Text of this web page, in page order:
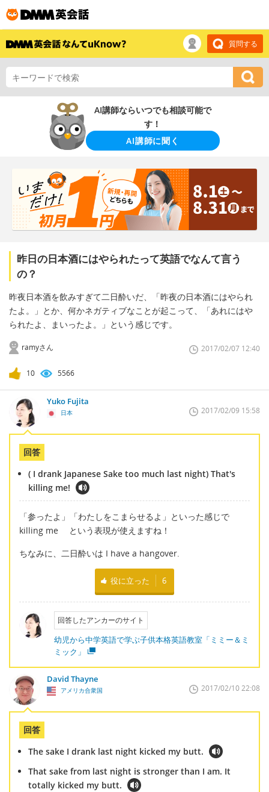
質問する
AI講師ならいつでも相談可能で
す！
AI講師に聞く
昨日の日本酒にはやられたって英語でなんて言う
の？
昨夜日本酒を飲みすぎて二日酔いだ、「昨夜の日本酒にはやられ
たよ。」とか、何かネガティブなことが起こって、「あれにはや
られたよ、まいったよ。」という感じです。
ramyさん 2017/02/07 12:40
10 5566
Yuko Fujita
日本 2017/02/09 15:58
回答
( I drank Japanese Sake too much last night) That's
killing me!
「参ったよ」「わたしをこまらせるよ」といった感じで
killing me という表現が使えますね！
ちなみに、二日酔いは I have a hangover.
役に立った 6
回答したアンカーのサイト
幼児から中学英語で学ぶ子供本格英語教室「ミミー＆ミ
ミック」
David Thayne
アメリカ合衆国 2017/02/10 22:08
回答
The sake I drank last night kicked my butt.
That sake from last night is stronger than I am. It
totally kicked my butt.